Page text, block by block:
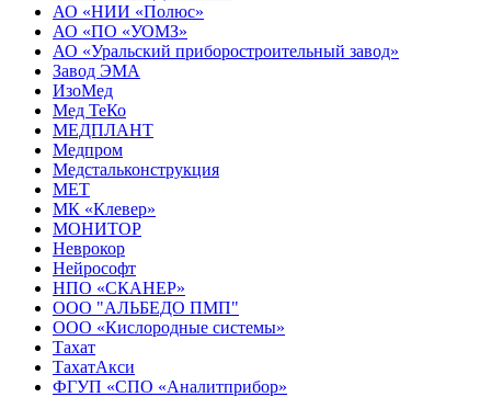
АО «НИИ «Полюс»
АО «ПО «УОМЗ»
АО «Уральский приборостроительный завод»
Завод ЭМА
ИзоМед
Мед ТеКо
МЕДПЛАНТ
Медпром
Медстальконструкция
МЕТ
МК «Клевер»
МОНИТОР
Неврокор
Нейрософт
НПО «СКАНЕР»
ООО "АЛЬБЕДО ПМП"
ООО «Кислородные системы»
Тахат
ТахатАкси
ФГУП «СПО «Аналитприбор»